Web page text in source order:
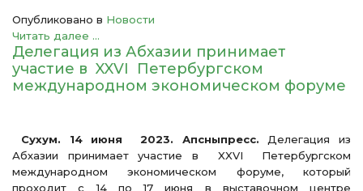
Опубликовано в Новости
Читать далее ...
Делегация из Абхазии принимает
участие в XXVI Петербургском
международном экономическом форуме
Сухум. 14 июня 2023. Апсныпресс. Делегация из
Абхазии принимает участие в XXVI Петербургском
международном экономическом форуме, который
проходит с 14 по 17 июня в выставочном центре